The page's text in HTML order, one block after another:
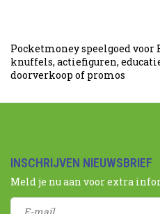
Pocketmoney speelgoed voor
knuffels, actiefiguren,
doorverkoop of promos
INSCHRIJVEN NIEUWSBRIEF
Meld je nu aan voor extra